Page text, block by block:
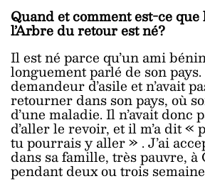
Quand et comment est-ce
l’Arbre du retour est né?
Il est né parce qu’un ami
longuement parlé de son
demandeur d’asile et n’avait
retourner dans son pays, où
d’une maladie. Il n’avait donc
d’aller le revoir, et il m’a dit«
tu pourrais y aller» . J’ai
dans sa famille, très pauvre, à
pendant deux ou trois